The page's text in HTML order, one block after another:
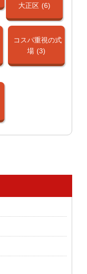
大正区 (6)
コスパ重視の式
場 (3)